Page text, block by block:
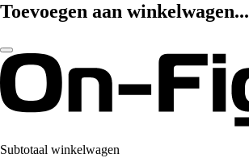
Toevoegen aan winkelwagen...
Subtotaal winkelwagen